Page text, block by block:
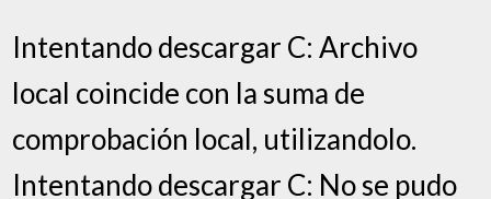
Intentando descargar C: Archivo
local coincide con la suma de
comprobación local, utilizandolo.
Intentando descargar C: No se pudo